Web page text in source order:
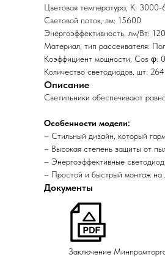
Цветовая температура, K:
Световой поток, лм: 15600
Энергоэффективность, лм/Вт: 120
Материал, тип рассеивателя:
Коэффициент мощности, Cos φ:
Количество светодиодов, шт: 264
Описание
Светильники обеспечивают
Особенности модели:
– Стильный дизайн, который
– Высокая степень защиты от
– Энергоэффективные
– Простой и быстрый монтаж на
Документы
Заключение